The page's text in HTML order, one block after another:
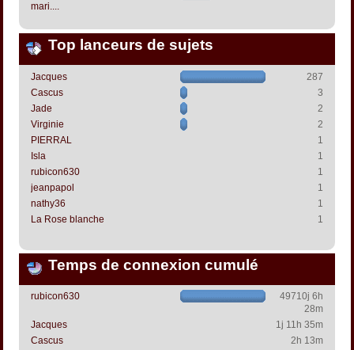
mari....
Top lanceurs de sujets
Jacques
287
Cascus
3
Jade
2
Virginie
2
PIERRAL
1
Isla
1
rubicon630
1
jeanpapol
1
nathy36
1
La Rose blanche
1
Temps de connexion cumulé
rubicon630
49710j 6h
28m
Jacques
1j 11h 35m
Cascus
2h 13m